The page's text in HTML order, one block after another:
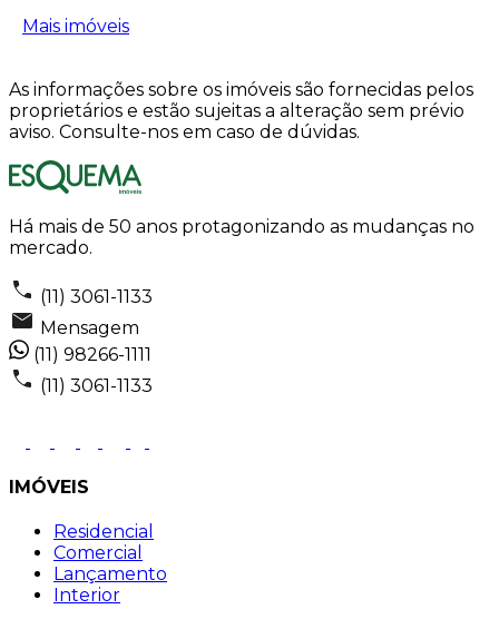
Mais imóveis
As informações sobre os imóveis são fornecidas pelos
proprietários e estão sujeitas a alteração sem prévio
aviso. Consulte-nos em caso de dúvidas.
Há mais de 50 anos protagonizando as mudanças no
mercado.
(11) 3061-1133
Mensagem
(11) 98266-1111
(11) 3061-1133
IMÓVEIS
Residencial
Comercial
Lançamento
Interior